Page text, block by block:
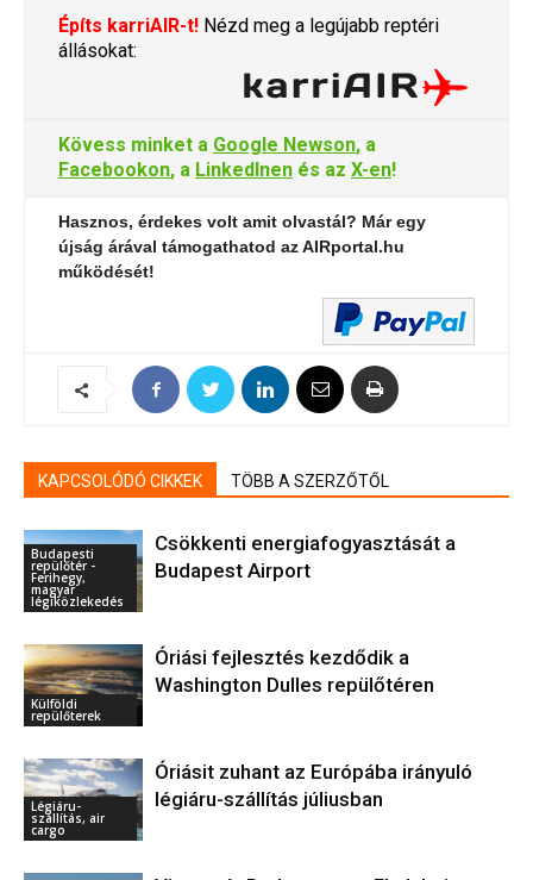
Építs karriAIR-t! Nézd meg a legújabb reptéri
állásokat:
Kövess minket a Google Newson, a
Facebookon, a LinkedInen és az X-en!
Hasznos, érdekes volt amit olvastál? Már egy
újság árával támogathatod az AIRportal.hu
működését!
KAPCSOLÓDÓ CIKKEK TÖBB A SZERZŐTŐL
Budapesti
repülőtér -
Ferihegy,
magyar
légiközlekedés
Csökkenti energiafogyasztását a
Budapest Airport
Külföldi
repülőterek
Óriási fejlesztés kezdődik a
Washington Dulles repülőtéren
Légiáru-
szállítás, air
cargo
Óriásit zuhant az Európába irányuló
légiáru-szállítás júliusban